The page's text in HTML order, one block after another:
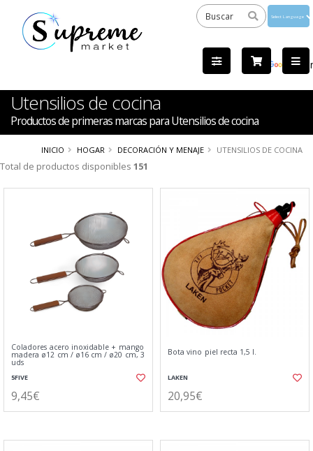
by
Utensilios de cocina
Productos de primeras marcas para Utensilios de cocina
INICIO HOGAR DECORACIÓN Y MENAJE UTENSILIOS DE COCINA
Total de productos disponibles 151
Coladores acero inoxidable + mango
madera ø12 cm / ø16 cm / ø20 cm, 3
uds
5FIVE
9,45€
Bota vino piel recta 1,5 l.
LAKEN
20,95€